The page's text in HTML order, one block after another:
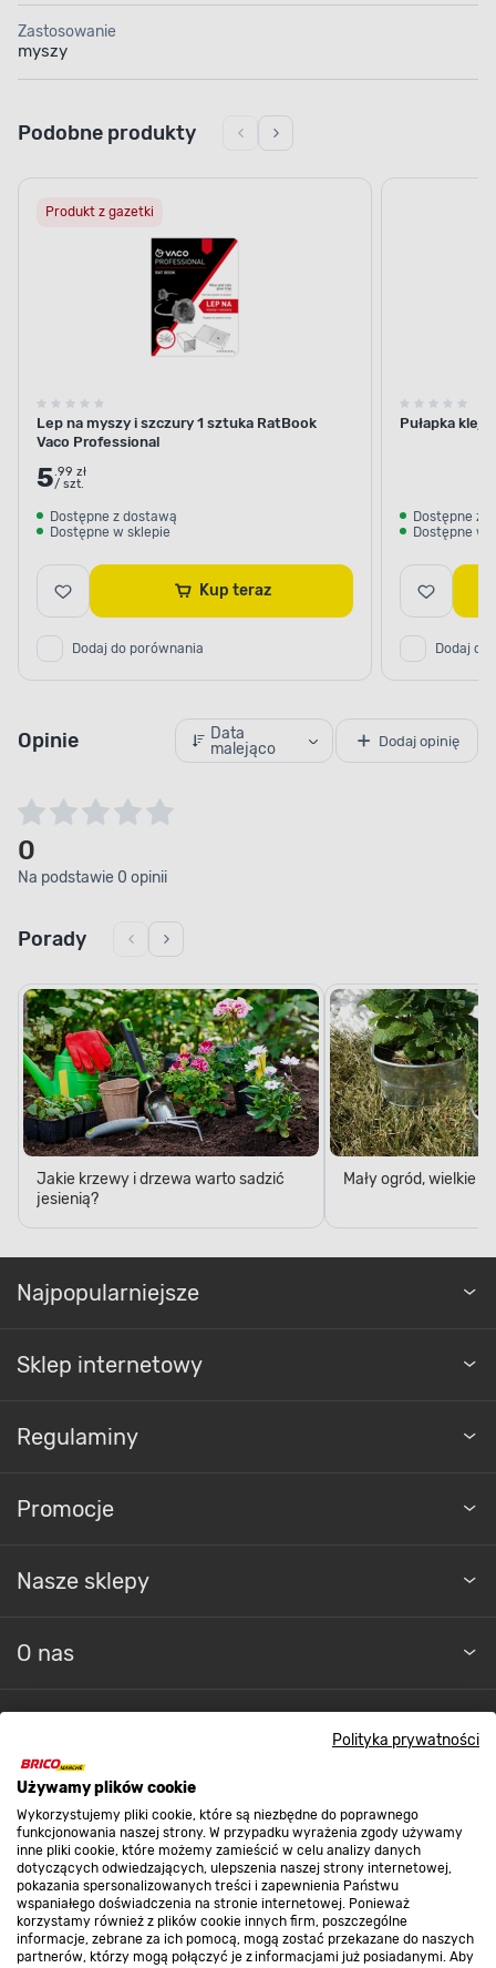
Polityka prywatności
Używamy plików cookie
Wykorzystujemy pliki cookie, które są niezbędne do poprawnego
funkcjonowania naszej strony. W przypadku wyrażenia zgody używamy
inne pliki cookie, które możemy zamieścić w celu analizy danych
dotyczących odwiedzających, ulepszenia naszej strony internetowej,
pokazania spersonalizowanych treści i zapewnienia Państwu
wspaniałego doświadczenia na stronie internetowej. Ponieważ
korzystamy również z plików cookie innych firm, poszczególne
informacje, zebrane za ich pomocą, mogą zostać przekazane do naszych
partnerów, którzy mogą połączyć je z informacjami już posiadanymi. Aby
Zastosowanie
myszy
Podobne produkty
Produkt z gazetki
Lep na myszy i szczury 1 sztuka RatBook
Vaco Professional
5.99 zł
/ szt.
Dostępne z dostawą
Dostępne w sklepie
Kup teraz
Dodaj do porównania
Pułapka
Dostępne z
Dostępne w
Dodaj do
Opinie
Data
malejąco
Dodaj opinię
0
Na podstawie 0 opinii
Porady
Jakie krzewy i drzewa warto sadzić
jesienią?
Mały ogród, wielkie
Najpopularniejsze
Sklep internetowy
Regulaminy
Promocje
Nasze sklepy
O nas
Strefa biznesu
Dołącz do nas